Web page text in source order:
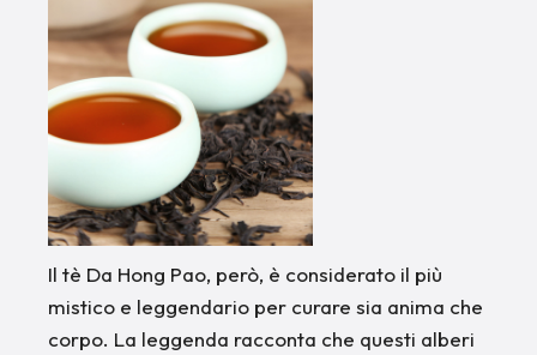
Il tè Da Hong Pao, però, è considerato il più
mistico e leggendario per curare sia anima che
corpo. La leggenda racconta che questi alberi